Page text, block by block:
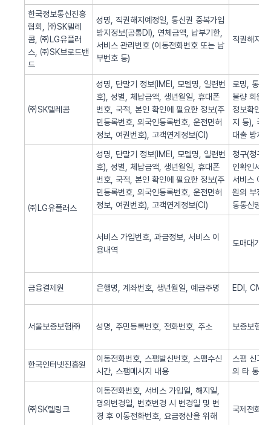
한국정보통신진흥
협회, ㈜SK텔레
콤, ㈜LG유플러
스, ㈜SK브로드밴
드
성명, 직권해지예정일, 통신권 중복가입
방지정보(공통DI), 연체금액, 납부기한,
서비스 관리번호 (이동전화번호 또는 납
부번호 등)
직권해지
㈜SK텔레콤
성명, 단말기 정보(IMEI, 모델명, 일련번
호), 성별, 체납금액, 생년월일, 휴대폰
번호, 국적, 본인 확인에 필요한 정보(주
민등록번호, 외국인등록번호, 운전면허
정보, 여권번호), 고객연계정보(CI)
로밍, 통화
불량 회원
정보확인,
지 등), 국
대출 방지,
㈜LG유플러스
성명, 단말기 정보(IMEI, 모델명, 일련번
호), 성별, 체납금액, 생년월일, 휴대폰
번호, 국적, 본인 확인에 필요한 정보(주
민등록번호, 외국인등록번호, 운전면허
정보, 여권번호), 고객연계정보(CI)
청구(청구
인확인서
서비스 이
원의 부정
동통신망
서비스 가입번호, 과금정보, 서비스 이
용내역
도매대가
금융결제원 은행명, 계좌번호, 생년월일, 예금주명 EDI, CMS
서울보증보험㈜ 성명, 주민등록번호, 전화번호, 주소 보증보험
한국인터넷진흥원
이동전화번호, 스팸발신번호, 스팸수신
시간, 스팸메시지 내용
스팸 신고
의 타 통신
㈜SK텔링크
이동전화번호, 서비스 가입일, 해지일,
명의변경일, 번호변경 시 변경일 및 변
경 후 이동전화번호, 요금정산을 위해
국제전화